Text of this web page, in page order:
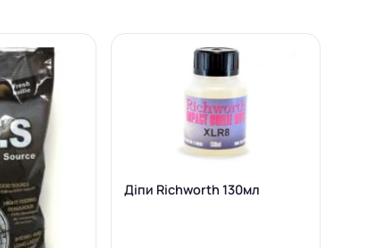
Діпи Richworth 130мл